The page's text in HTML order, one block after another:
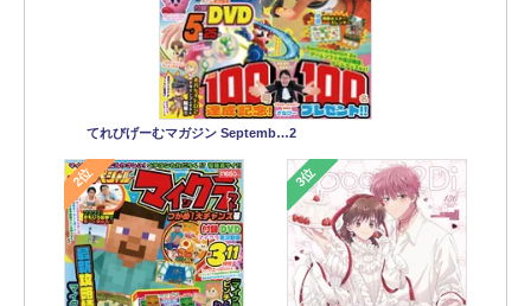
てれびげーむマガジン Septemb…2
2位 3位